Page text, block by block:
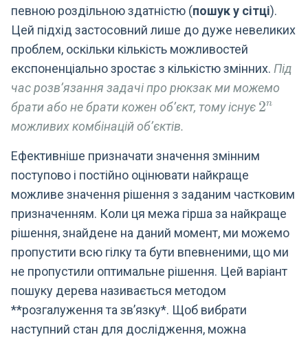
певною роздільною здатністю (пошук у сітці).
Цей підхід застосовний лише до дуже невеликих
проблем, оскільки кількість можливостей
експоненціально зростає з кількістю змінних. Під
час розв’язання задачі про рюкзак ми можемо
брати або не брати кожен об’єкт, тому існує 2^n
2n
можливих комбінацій об’єктів.
Ефективніше призначати значення змінним
поступово і постійно оцінювати найкраще
можливе значення рішення з заданим частковим
призначенням. Коли ця межа гірша за найкраще
рішення, знайдене на даний момент, ми можемо
пропустити всю гілку та бути впевненими, що ми
не пропустили оптимальне рішення. Цей варіант
пошуку дерева називається методом
**розгалуження та зв’язку*. Щоб вибрати
наступний стан для дослідження, можна